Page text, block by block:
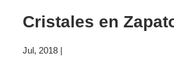
Cristales en
Jul, 2018